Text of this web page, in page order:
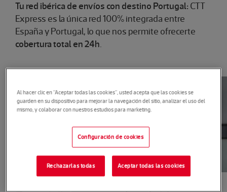
Tu red ibérica de envíos con destino Portugal: CTT
Express es la única red 100% integrada entre
España y Portugal, lo que nos permite ofrecerte
cobertura total en 24h
Al hacer clic en “Aceptar todas las cookies”, usted acepta que las cookies se
guarden en su dispositivo para mejorar la navegación del sitio, analizar el uso del
mismo, y colaborar con nuestros estudios para marketing.
Configuración de cookies
Rechazarlas todas Aceptar todas las cookies